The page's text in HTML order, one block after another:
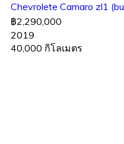
Chevrolete Camaro zl1
฿2,290,000
2019
40,000 กิโลเมตร